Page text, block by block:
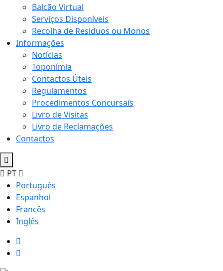
Balcão Virtual
Serviços Disponíveis
Recolha de Residuos ou Monos
Informações
Notícias
Toponímia
Contactos Úteis
Regulamentos
Procedimentos Concursais
Livro de Visitas
Livro de Reclamações
Contactos
PT
Português
Espanhol
Francês
Inglês